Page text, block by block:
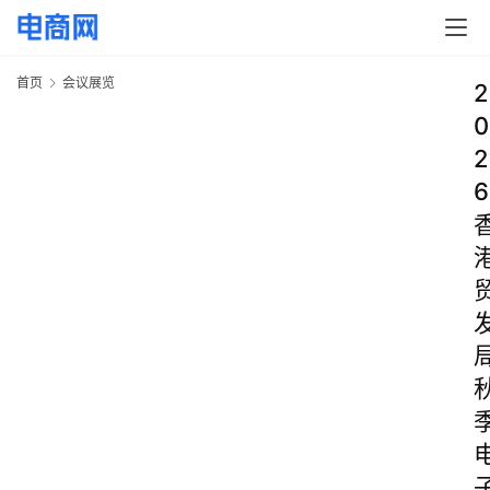
首页 会议展览
2
0
2
6